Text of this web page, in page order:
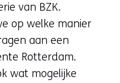
van BZK.
op welke manier
aan een
Rotterdam.
wat mogelijke